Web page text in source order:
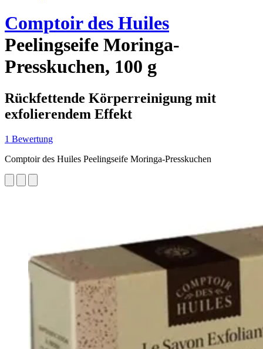
Comptoir des Huiles
Peelingseife Moringa-
Presskuchen, 100 g
Rückfettende Körperreinigung mit
exfolierendem Effekt
1 Bewertung
Comptoir des Huiles Peelingseife Moringa-Presskuchen